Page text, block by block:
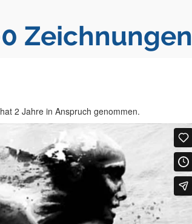
Zeichnungen
2 Jahre in Anspruch genommen.